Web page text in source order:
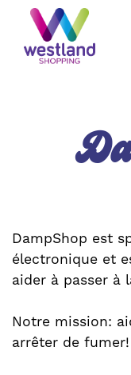
DampShop est
électronique et
aider à passer à
Notre mission:
arrêter de fumer!